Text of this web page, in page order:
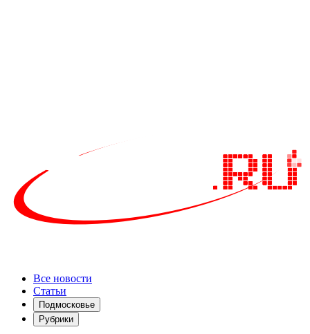
Все новости
Статьи
Подмосковье
Рубрики